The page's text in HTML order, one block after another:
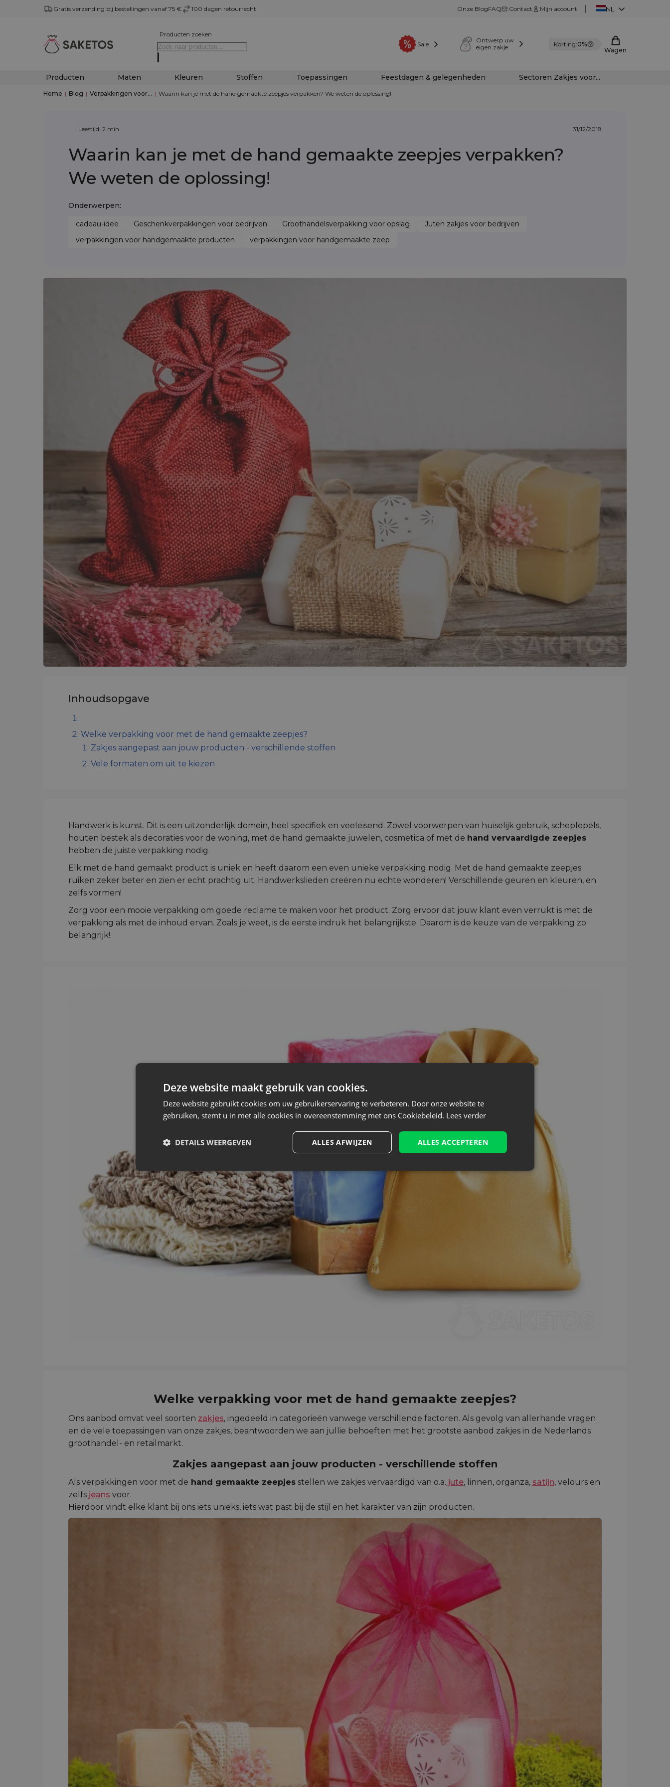
Gratis verzending bij bestellingen vanaf 75 € 100 dagen retourrecht Onze BlogFAQ Contact Mijn account NL
Producten zoeken
Sale
Ontwerp uw
eigen zakje
Korting:0%
Wagen
Producten Maten Kleuren Stoffen Toepassingen Feestdagen & gelegenheden Sectoren Zakjes voor...
Home | Blog | Verpakkingen voor... | Waarin kan je met de hand gemaakte zeepjes verpakken? We weten de oplossing!
Leestijd: 2 min 31/12/2018
Waarin kan je met de hand gemaakte zeepjes verpakken?
We weten de oplossing!
Onderwerpen:
cadeau-idee Geschenkverpakkingen voor bedrijven Groothandelsverpakking voor opslag
Juten zakjes voor bedrijven
verpakkingen voor handgemaakte producten
verpakkingen voor handgemaakte zeep
Inhoudsopgave
Welke verpakking voor met de hand gemaakte zeepjes?
Zakjes aangepast aan jouw producten - verschillende stoffen
Vele formaten om uit te kiezen
Handwerk is kunst. Dit is een uitzonderlijk domein, heel specifiek en veeleisend. Zowel voorwerpen van huiselijk gebruik, scheplepels,
houten bestek als decoraties voor de woning, met de hand gemaakte juwelen, cosmetica of met de hand vervaardigde zeepjes
hebben de juiste verpakking nodig.
Elk met de hand gemaakt product is uniek en heeft daarom een even unieke verpakking nodig. Met de hand gemaakte zeepjes
ruiken zeker beter en zien er echt prachtig uit. Handwerkslieden creëren nu echte wonderen! Verschillende geuren en kleuren, en
zelfs vormen!
Zorg voor een mooie verpakking om goede reclame te maken voor het product. Zorg ervoor dat jouw klant even verrukt is met de
verpakking als met de inhoud ervan. Zoals je weet, is de eerste indruk het belangrijkste. Daarom is de keuze van de verpakking zo
belangrijk!
Welke verpakking voor met de hand gemaakte zeepjes?
Ons aanbod omvat veel soorten zakjes, ingedeeld in categorieën vanwege verschillende factoren. Als gevolg van allerhande vragen
en de vele toepassingen van onze zakjes, beantwoorden we aan jullie behoeften met het grootste aanbod zakjes in de Nederlands
groothandel- en retailmarkt.
Zakjes aangepast aan jouw producten - verschillende stoffen
Als verpakkingen voor met de hand gemaakte zeepjes stellen we zakjes vervaardigd van o.a. jute, linnen, organza, satijn, velours en
zelfs jeans voor.
Hierdoor vindt elke klant bij ons iets unieks, iets wat past bij de stijl en het karakter van zijn producten.
Deze website maakt gebruik van cookies.
Deze website gebruikt cookies om uw gebruikerservaring te verbeteren. Door onze website te
gebruiken, stemt u in met alle cookies in overeenstemming met ons Cookiebeleid. Lees verder
ALLES ACCEPTEREN
ALLES AFWIJZEN
DETAILS WEERGEVEN